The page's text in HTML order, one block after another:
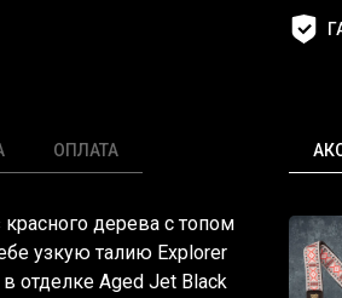
ОПЛАТА
красного дерева с топом
узкую талию Explorer
отделке Aged Jet Black